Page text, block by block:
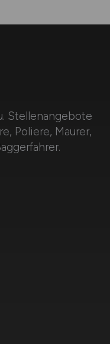
Stellenangebote
Poliere, Maurer,